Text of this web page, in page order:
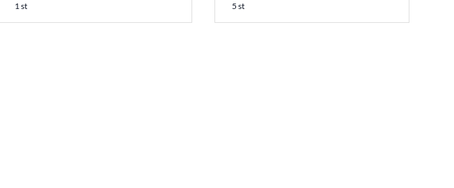
1 st 5 st